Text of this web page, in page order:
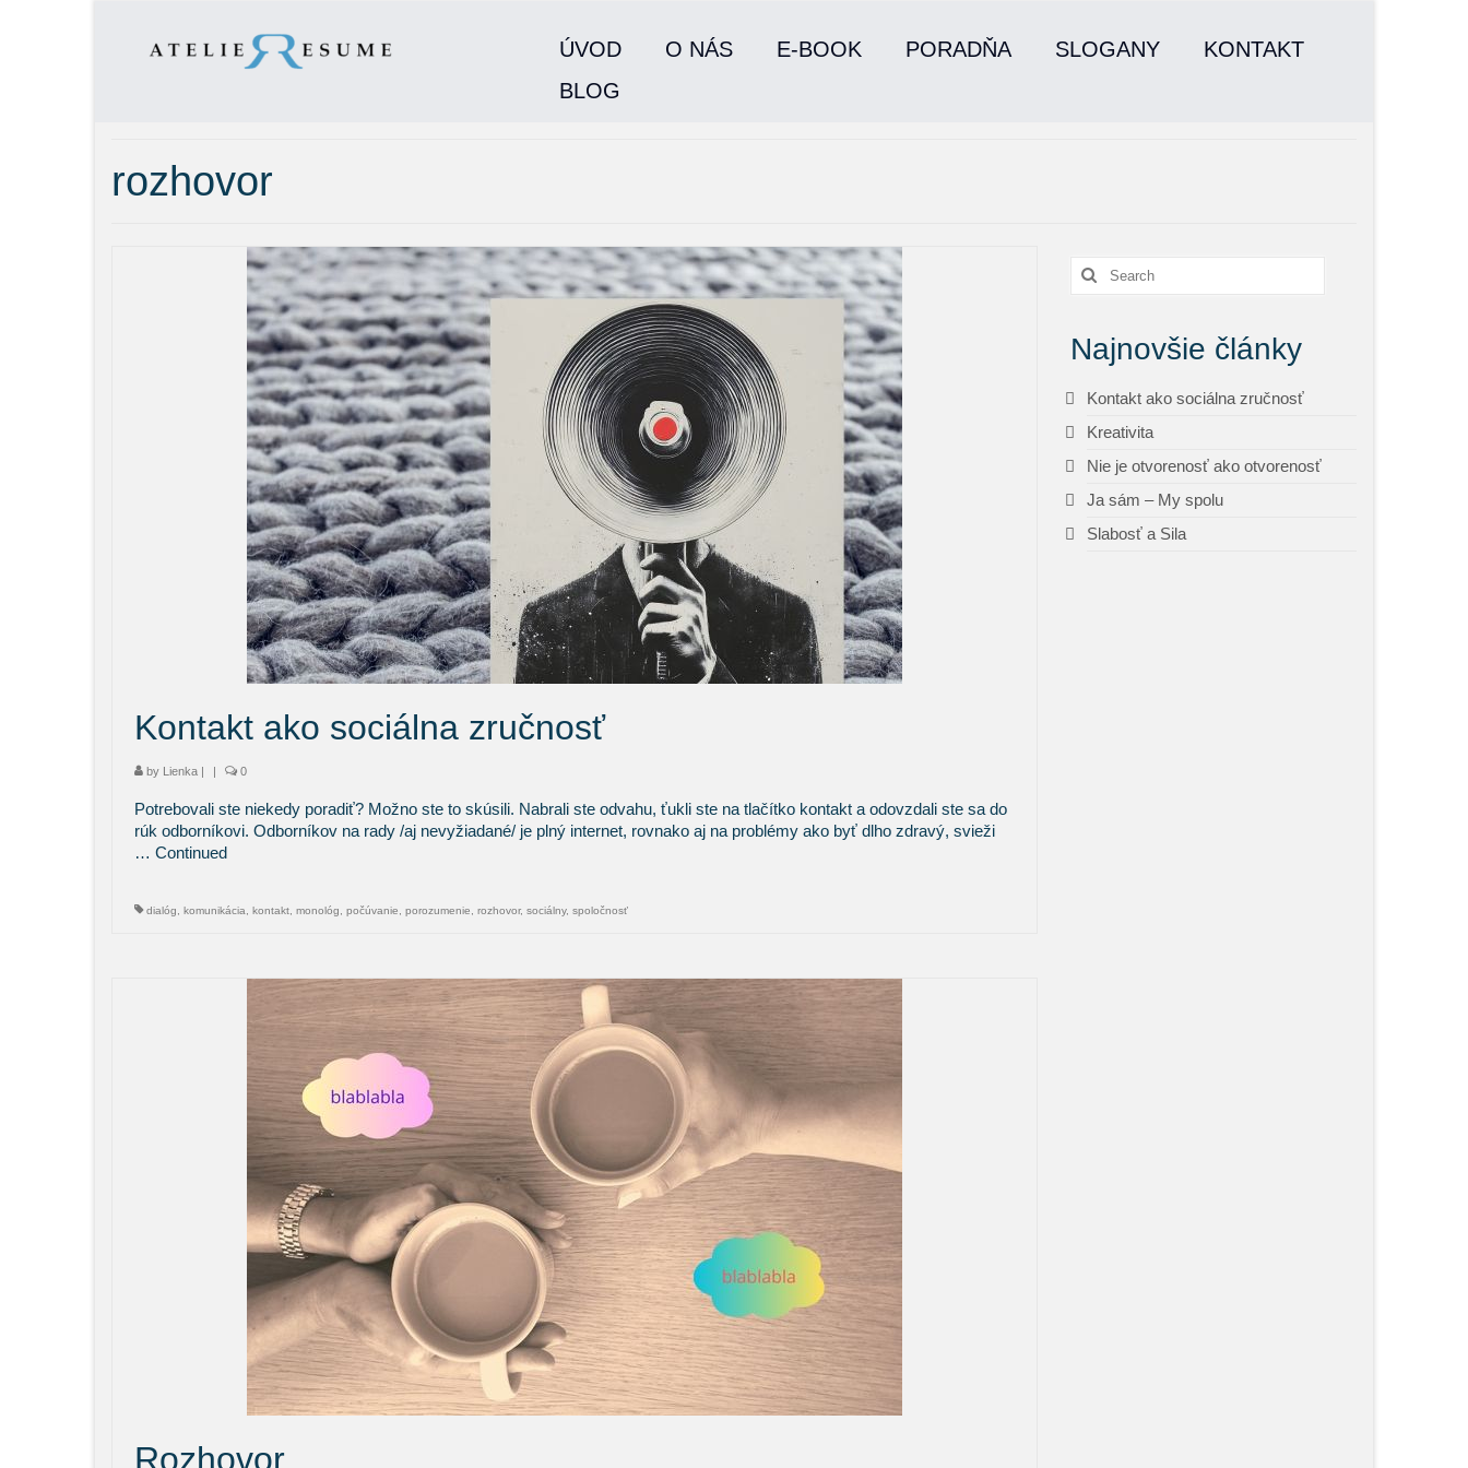
ÚVOD O NÁS E-BOOK PORADŇA SLOGANY
KONTAKT
BLOG
rozhovor
Kontakt ako sociálna zručnosť
by Lienka | | 0
Potrebovali ste niekedy poradiť? Možno ste to skúsili. Nabrali ste odvahu, ťukli ste na tlačítko kontakt a odovzdali ste sa do
rúk odborníkovi. Odborníkov na rady /aj nevyžiadané/ je plný internet, rovnako aj na problémy ako byť dlho zdravý, svieži
… Continued
dialóg komunikácia kontakt monológ počúvanie porozumenie rozhovor, sociálny, spoločnosť
Rozhovor
Search
for:
Najnovšie články
Kontakt ako sociálna zručnosť
Kreativita
Nie je otvorenosť ako otvorenosť
Ja sám – My spolu
Slabosť a Sila